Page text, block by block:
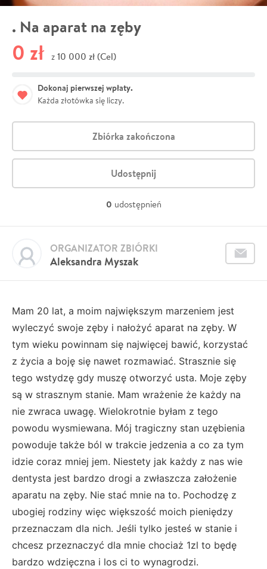
. Na aparat na zęby
0 zł z 10 000 zł (Cel)
Dokonaj pierwszej wpłaty.
Każda złotówka się liczy.
Zbiórka zakończona
Udostępnij
0 udostępnień
Aleksandra Myszak
ORGANIZATOR ZBIÓRKI
Mam 20 lat, a moim największym marzeniem jest
wyleczyć swoje zęby i nałożyć aparat na zęby. W
tym wieku powinnam się najwięcej bawić, korzystać
z życia a boję się nawet rozmawiać. Strasznie się
tego wstydzę gdy muszę otworzyć usta. Moje zęby
są w strasznym stanie. Mam wrażenie że każdy na
nie zwraca uwagę. Wielokrotnie byłam z tego
powodu wysmiewana. Mój tragiczny stan uzębienia
powoduje także ból w trakcie jedzenia a co za tym
idzie coraz mniej jem. Niestety jak każdy z nas wie
dentysta jest bardzo drogi a zwłaszcza założenie
aparatu na zęby. Nie stać mnie na to. Pochodzę z
ubogiej rodziny więc większość moich pieniędzy
przeznaczam dla nich. Jeśli tylko jesteś w stanie i
chcesz przeznaczyć dla mnie chociaż 1zl to będę
bardzo wdzięczna i los ci to wynagrodzi.